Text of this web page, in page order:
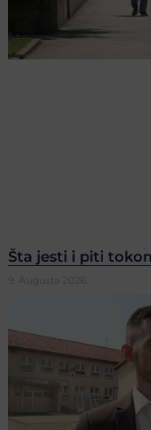
Šta jesti i piti
9. Augusta 2026.